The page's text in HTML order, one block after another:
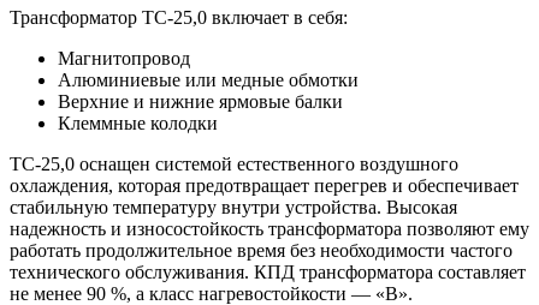
Трансформатор ТС-25,0 включает в себя:
Магнитопровод
Алюминиевые или медные обмотки
Верхние и нижние ярмовые балки
Клеммные колодки
ТС-25,0 оснащен системой естественного воздушного
охлаждения, которая предотвращает перегрев и обеспечивает
стабильную температуру внутри устройства. Высокая
надежность и износостойкость трансформатора позволяют ему
работать продолжительное время без необходимости частого
технического обслуживания. КПД трансформатора составляет
не менее 90 %, а класс нагревостойкости — «В».